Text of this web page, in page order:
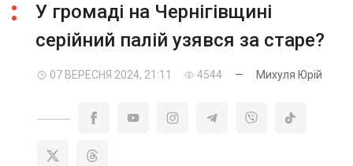
У громаді на Чернігівщині
серійний палій узявся за старе?
07 ВЕРЕСНЯ 2024, 21:11 4544 — Михуля Юрій